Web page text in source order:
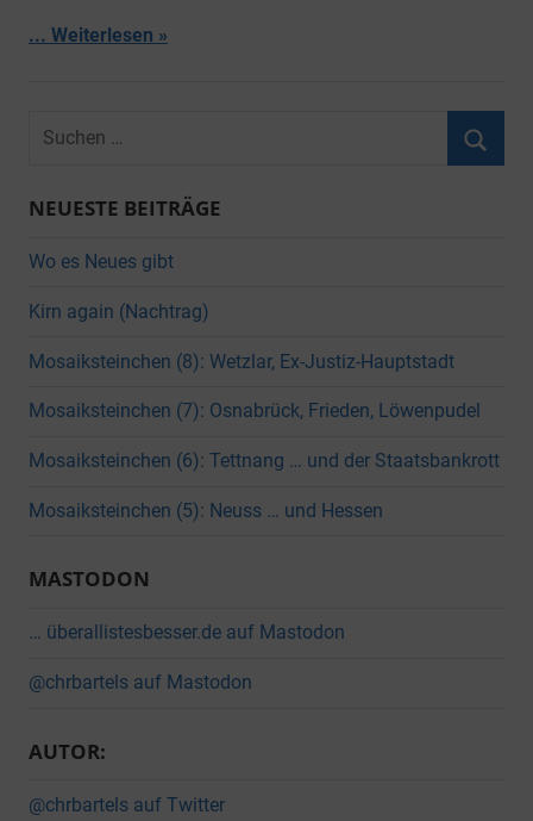
... Weiterlesen
Suchen
NEUESTE BEITRÄGE
Wo es Neues gibt
Kirn again (Nachtrag)
Mosaiksteinchen (8): Wetzlar, Ex-Justiz-Hauptstadt
Mosaiksteinchen (7): Osnabrück, Frieden, Löwenpudel
Mosaiksteinchen (6): Tettnang … und der Staatsbankrott
Mosaiksteinchen (5): Neuss … und Hessen
MASTODON
… überallistesbesser.de auf Mastodon
@chrbartels auf Mastodon
AUTOR:
@chrbartels auf Twitter